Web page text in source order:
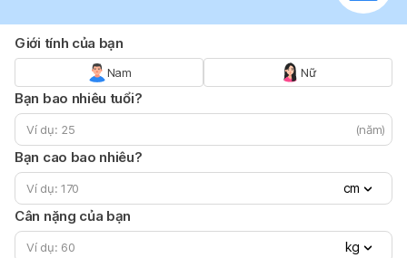
Giới tính của bạn
Nam Nữ
Bạn bao nhiêu tuổi?
(năm)
Bạn cao bao nhiêu?
cm
Cân nặng của bạn
kg